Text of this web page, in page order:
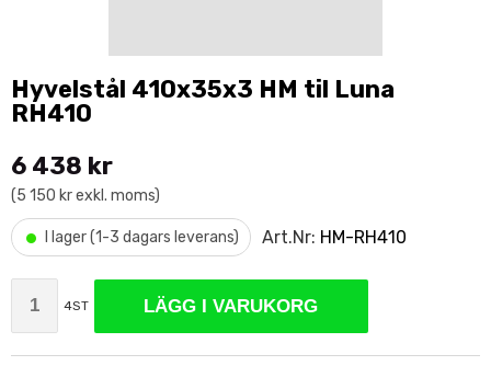
Hyvelstål 410x35x3 HM til Luna
RH410
6 438 kr
(5 150 kr exkl. moms)
• I lager (1-3 dagars leverans) Art.Nr: HM-RH410
4ST LÄGG I VARUKORG